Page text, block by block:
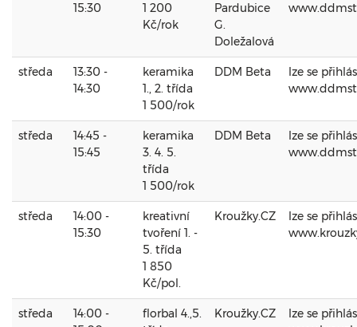
15:30
1 200
Kč/rok
Pardubice
G.
Doležalová
středa
13:30 -
14:30
keramika
1., 2. třída
1 500/rok
DDM Beta
lze se
středa
14:45 -
15:45
keramika
3. 4. 5.
třída
1 500/rok
DDM Beta
lze se
středa
14:00 -
15:30
kreativní
tvoření 1. -
5. třída
1 850
Kč/pol.
Kroužky.CZ
lze se
středa
14:00 -
florbal 4.,5.
Kroužky.CZ
lze se